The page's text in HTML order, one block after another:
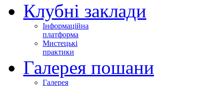
Клубні заклади
Інформаційна
платформа
Мистецькі
практики
Галерея пошани
Галерея